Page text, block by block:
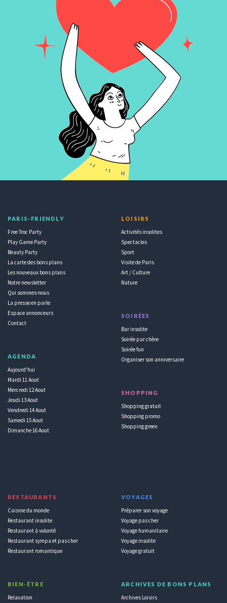
PARIS-FRIENDLY
Free Troc Party
Play Game Party
Beauty Party
La carte des bons plans
Les nouveaux bons plans
Notre newsletter
Qui sommes-nous
La presse en parle
Espace annonceurs
Contact
AGENDA
Aujourd'hui
Mardi 11 Aout
Mercredi 12 Aout
Jeudi 13 Aout
Vendredi 14 Aout
Samedi 15 Aout
Dimanche 16 Aout
LOISIRS
Activités insolites
Spectacles
Sport
Visite de Paris
Art / Culture
Nature
SOIRÉES
Bar insolite
Soirée par chère
Soirée fun
Organiser son anniversaire
SHOPPING
Shopping gratuit
Shopping promo
Shopping green
RESTAURANTS
Cuisine du monde
Restaurant insolite
Restaurant à volonté
Restaurant sympa et pas cher
Restaurant romantique
BIEN-ÊTRE
Relaxation
VOYAGES
Préparer son voyage
Voyage pas cher
Voyage humanitaire
Voyage insolite
Voyage gratuit
ARCHIVES DE BONS PLANS
Archives Loisirs